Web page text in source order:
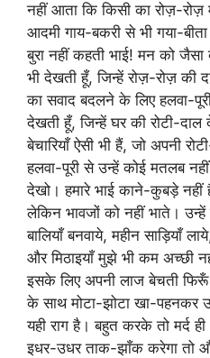
नहीं आता कि किसी का रोज़-
आदमी गाय-बकरी से भी गया-
बुरा नहीं कहती भाई! मन को
भी देखती हूँ, जिन्हें रोज़-रोज़ की
का सवाद बदलने के लिए हलवा-
देखती हूँ, जिन्हें घर की रोटी-
बेचारियाँ ऐसी भी हैं, जो अपनी
हलवा-पूरी से उन्हें कोई मतलब
देखो। हमारे भाई काने-कुबड़े
लेकिन भावजों को नहीं भाते। उन्हें
बालियाँ बनवाये, महीन साड़ियाँ
और मिठाइयाँ मुझे भी कम अच्छी
इसके लिए अपनी लाज बेचती
के साथ मोटा-झोटा खा-पहनकर
यही राग है। बहुत करके तो मर्द
इधर-उधर ताक-झाँक करेगा तो